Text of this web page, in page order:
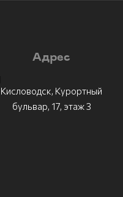
Адрес
Кисловодск, Курортный
бульвар, 17, этаж 3